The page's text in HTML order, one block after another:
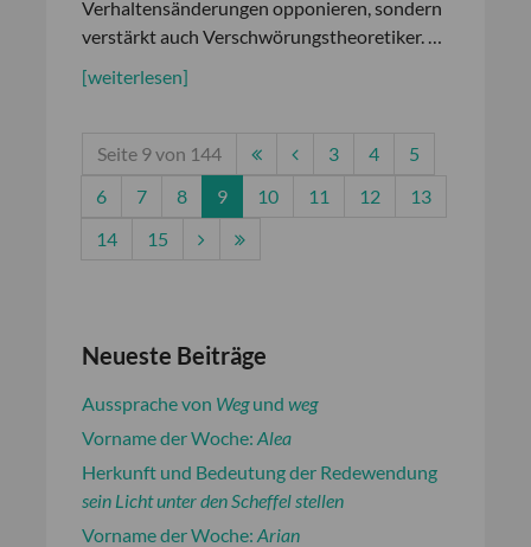
Verhaltensänderungen opponieren, sondern
verstärkt auch Verschwörungstheoretiker. …
[weiterlesen]
Seite 9 von 144 3 4
5
6
7 8 9 10 11 12
13
14
15
Neueste Beiträge
Aussprache von Wegund weg
Vorname der Woche: Alea
Herkunft und Bedeutung der Redewendung
sein Licht unter den Scheffel stellen
Vorname der Woche: Arian